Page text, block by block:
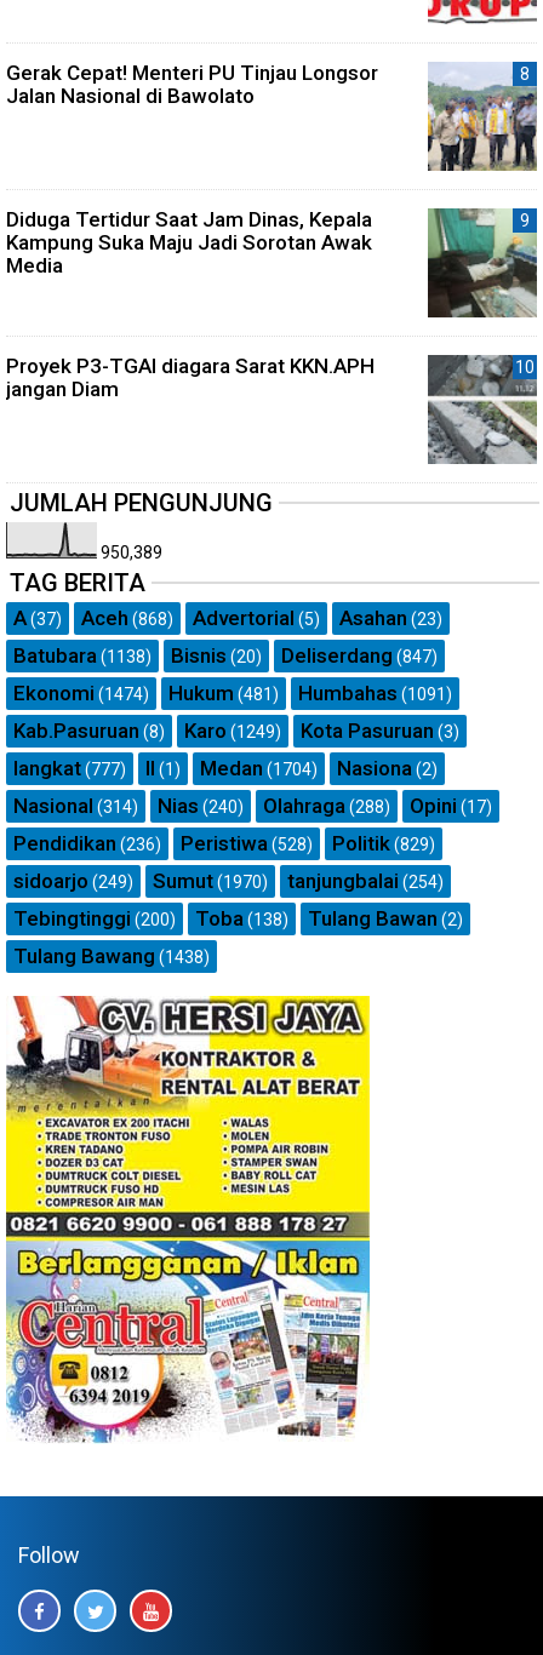
Gerak Cepat! Menteri PU Tinjau Longsor
Jalan Nasional di Bawolato
Diduga Tertidur Saat Jam Dinas, Kepala
Kampung Suka Maju Jadi Sorotan Awak
Media
Proyek P3-TGAI diagara Sarat KKN.APH
jangan Diam
JUMLAH PENGUNJUNG
950,389
TAG BERITA
A(37) Aceh (868) Advertorial (5) Asahan (23)
Batubara(1138) Bisnis (20) Deliserdang (847)
Ekonomi (1474) Hukum (481) Humbahas (1091)
Kab.Pasuruan (8) Karo (1249) Kota Pasuruan (3)
langkat(777) ll (1) Medan (1704) Nasiona(2)
Nasional (314) Nias (240) Olahraga(288) Opini (17)
Pendidikan (236) Peristiwa(528) Politik(829)
sidoarjo (249) Sumut(1970) tanjungbalai (254)
Tebingtinggi (200) Toba(138) Tulang Bawan (2)
Tulang Bawang (1438)
Follow